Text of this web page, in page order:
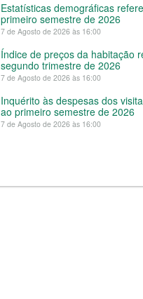
Estatísticas demográficas
primeiro semestre de 2026
7 de Agosto de 2026 às 16:00
Índice de preços da habitação
segundo trimestre de 2026
7 de Agosto de 2026 às 16:00
Inquérito às despesas dos
ao primeiro semestre de 2026
7 de Agosto de 2026 às 16:00